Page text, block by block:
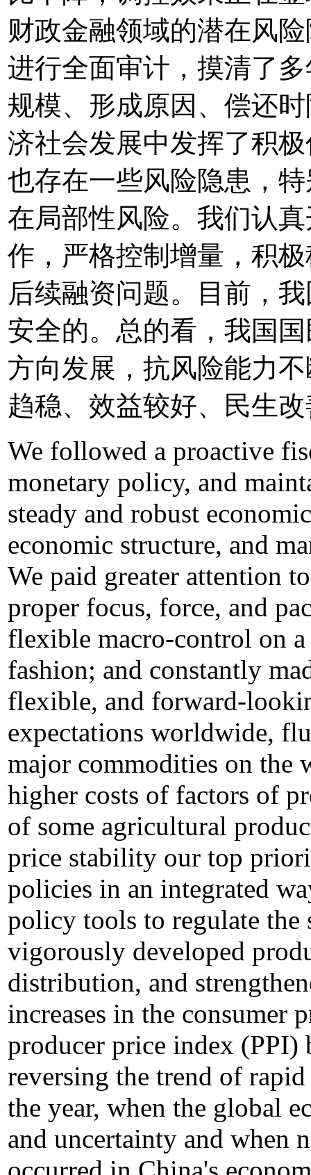
财政金融领域的潜在风
进行全面审计，摸清了
规模、形成原因、偿还
济社会发展中发挥了积
也存在一些风险隐患，
在局部性风险。我们认
作，严格控制增量，积
后续融资问题。目前，
安全的。总的看，我国
方向发展，抗风险能力
趋稳、效益较好、民生
We followed a proactive
monetary policy, and
steady and robust
economic structure, and
We paid greater attention
proper focus, force, and
flexible macro-control on
fashion; and constantly
flexible, and forward-
expectations worldwide,
major commodities on
higher costs of factors of
of some agricultural
price stability our top
policies in an integrated
policy tools to regulate the
vigorously developed
distribution, and
increases in the consumer
producer price index
reversing the trend of
the year, when the global
and uncertainty and when